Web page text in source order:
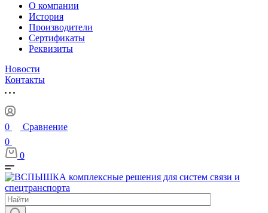
О компании
История
Производители
Сертификаты
Реквизиты
Новости
Контакты
0
Сравнение
0
0